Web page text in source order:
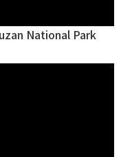
National Park